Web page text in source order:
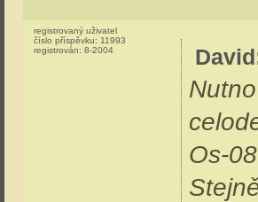
registrovaný uživatel
číslo příspěvku: 11993
registrován: 8-2004 David
Os-